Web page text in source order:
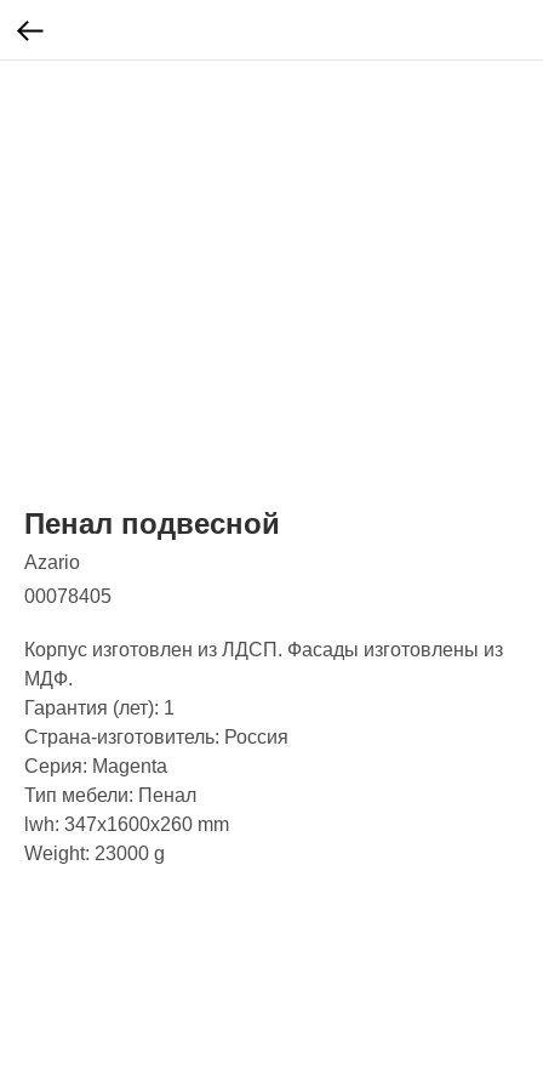
Пенал подвесной
Azario
00078405
Корпус изготовлен из ЛДСП. Фасады изготовлены из
МДФ.
Гарантия (лет): 1
Страна-изготовитель: Россия
Серия: Magenta
Тип мебели: Пенал
lwh: 347x1600x260 mm
Weight: 23000 g